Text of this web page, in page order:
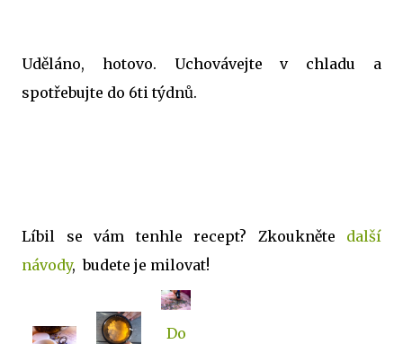
Uděláno, hotovo. Uchovávejte v chladu a
spotřebujte do 6ti týdnů.
Líbil se vám tenhle recept? Zkoukněte další
návody, budete je milovat!
Do